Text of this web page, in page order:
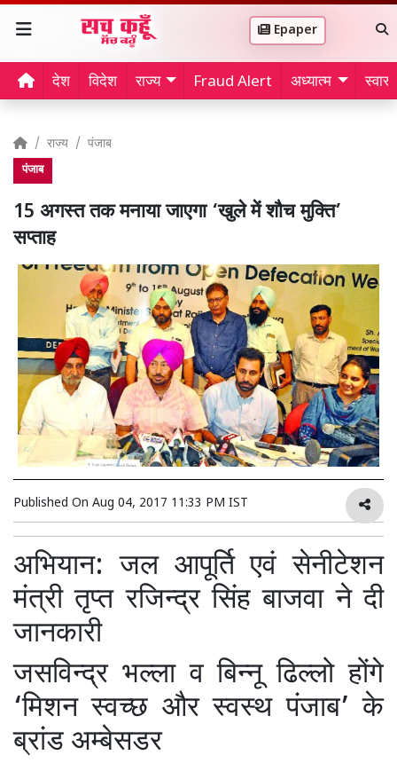
Epaper
देश विदेश राज्य Fraud Alert अध्यात्म
राज्य पंजाब
पंजाब
15 अगस्त तक मनाया जाएगा ‘खुले में शौच मुक्ति’
सप्ताह
Published On Aug 04, 2017 11:33 PM IST
अभियान: जल आपूर्ति एवं सेनीटेशन
मंत्री तृप्त रजिन्द्र सिंह बाजवा ने दी
जानकारी
जसविन्द्र भल्ला व बिन्नू ढिल्लो होंगे
‘मिशन स्वच्छ और स्वस्थ पंजाब’ के
ब्रांड अम्बेसडर